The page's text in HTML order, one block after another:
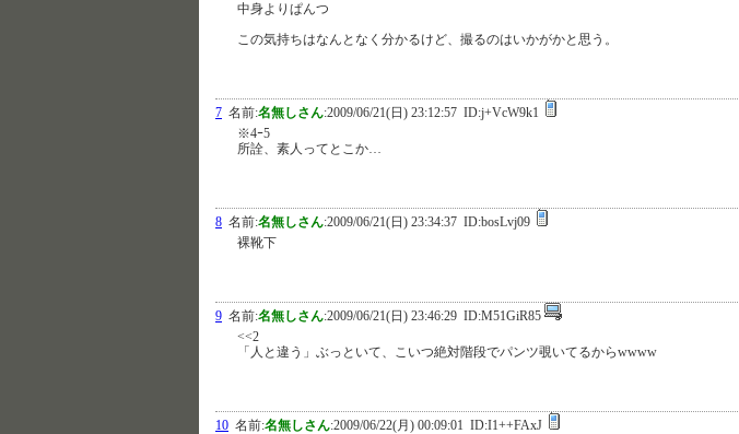
中身よりぱんつ
この気持ちはなんとなく分かるけど、撮るのはいかがかと思う。
7 名前:名無しさん:2009/06/21(日) 23:12:57 ID:j+VcW9k1
※4ｰ5
所詮、素人ってとこか…
8 名前:名無しさん:2009/06/21(日) 23:34:37 ID:bosLvj09
裸靴下
9 名前:名無しさん:2009/06/21(日) 23:46:29 ID:M51GiR85
<<2
「人と違う」ぶっといて、こいつ絶対階段でパンツ覗いてるからwwww
10 名前:名無しさん:2009/06/22(月) 00:09:01 ID:I1++FAxJ